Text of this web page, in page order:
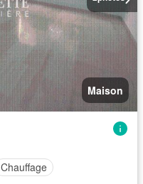
Maison
Chauffage